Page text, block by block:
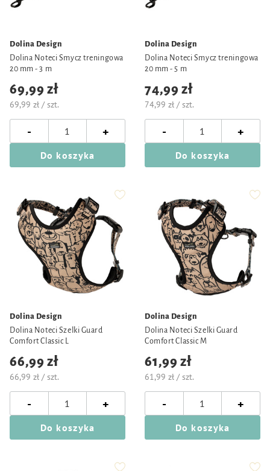
Dolina Design
Dolina Noteci Smycz treningowa
20 mm - 3 m
69,99 zł
69,99 zł / szt.
- +
Do koszyka
Dolina Design
Dolina Noteci Smycz treningowa
20 mm - 5 m
74,99 zł
74,99 zł / szt.
- +
Do koszyka
Dolina Design
Dolina Noteci Szelki Guard
Comfort Classic L
66,99 zł
66,99 zł / szt.
- +
Do koszyka
Dolina Design
Dolina Noteci Szelki Guard
Comfort Classic M
61,99 zł
61,99 zł / szt.
- +
Do koszyka